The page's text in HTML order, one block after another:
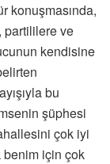
konuşmasında,
partililere ve
kendisine
bu
şüphesi
çok iyi
benim için çok